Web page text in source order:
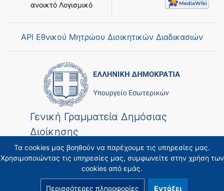
Τα cookies μας βοηθούν να παρέχουμε τις υπηρεσίες μας.
Χρησιμοποιώντας τις υπηρεσίες μας, συμφωνείτε στην χρήση των
cookies από εμάς.
Περισσότερες πληροφορίες Εντάξει
ανοικτό Λογισμικό
API Εθνικού Μητρώου Διοικητικών Διαδικασιών
Γενική Γραμματεία Δημόσιας
Διοίκησης